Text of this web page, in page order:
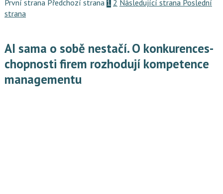
První strana Předchozí strana 1 2 Následující strana Poslední
strana
AI sama o sobě nestačí. O konkurences­
chopnosti firem rozhodují kompetence
managementu